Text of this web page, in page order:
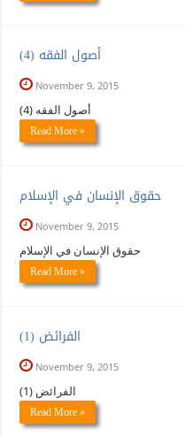
(4) أصول الفقه
November 9, 2015
(4) أصول الفقه
Read More »
حقوق الإنسان في الإسلام
November 9, 2015
حقوق الإنسان في الإسلام
Read More »
(الفرائض (1
November 9, 2015
(الفرائض (1
Read More »